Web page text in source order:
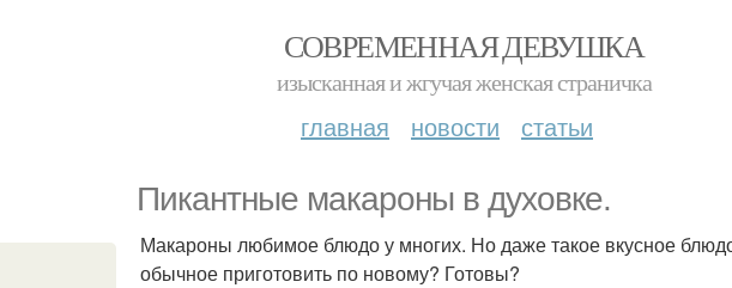
СОВРЕМЕННАЯ ДЕВУШКА
изысканная и жгучая женская страничка
главная новости статьи
Пикантные макароны в духовке.
Макароны любимое блюдо у многих. Но даже такое вкусное
обычное приготовить по новому? Готовы?